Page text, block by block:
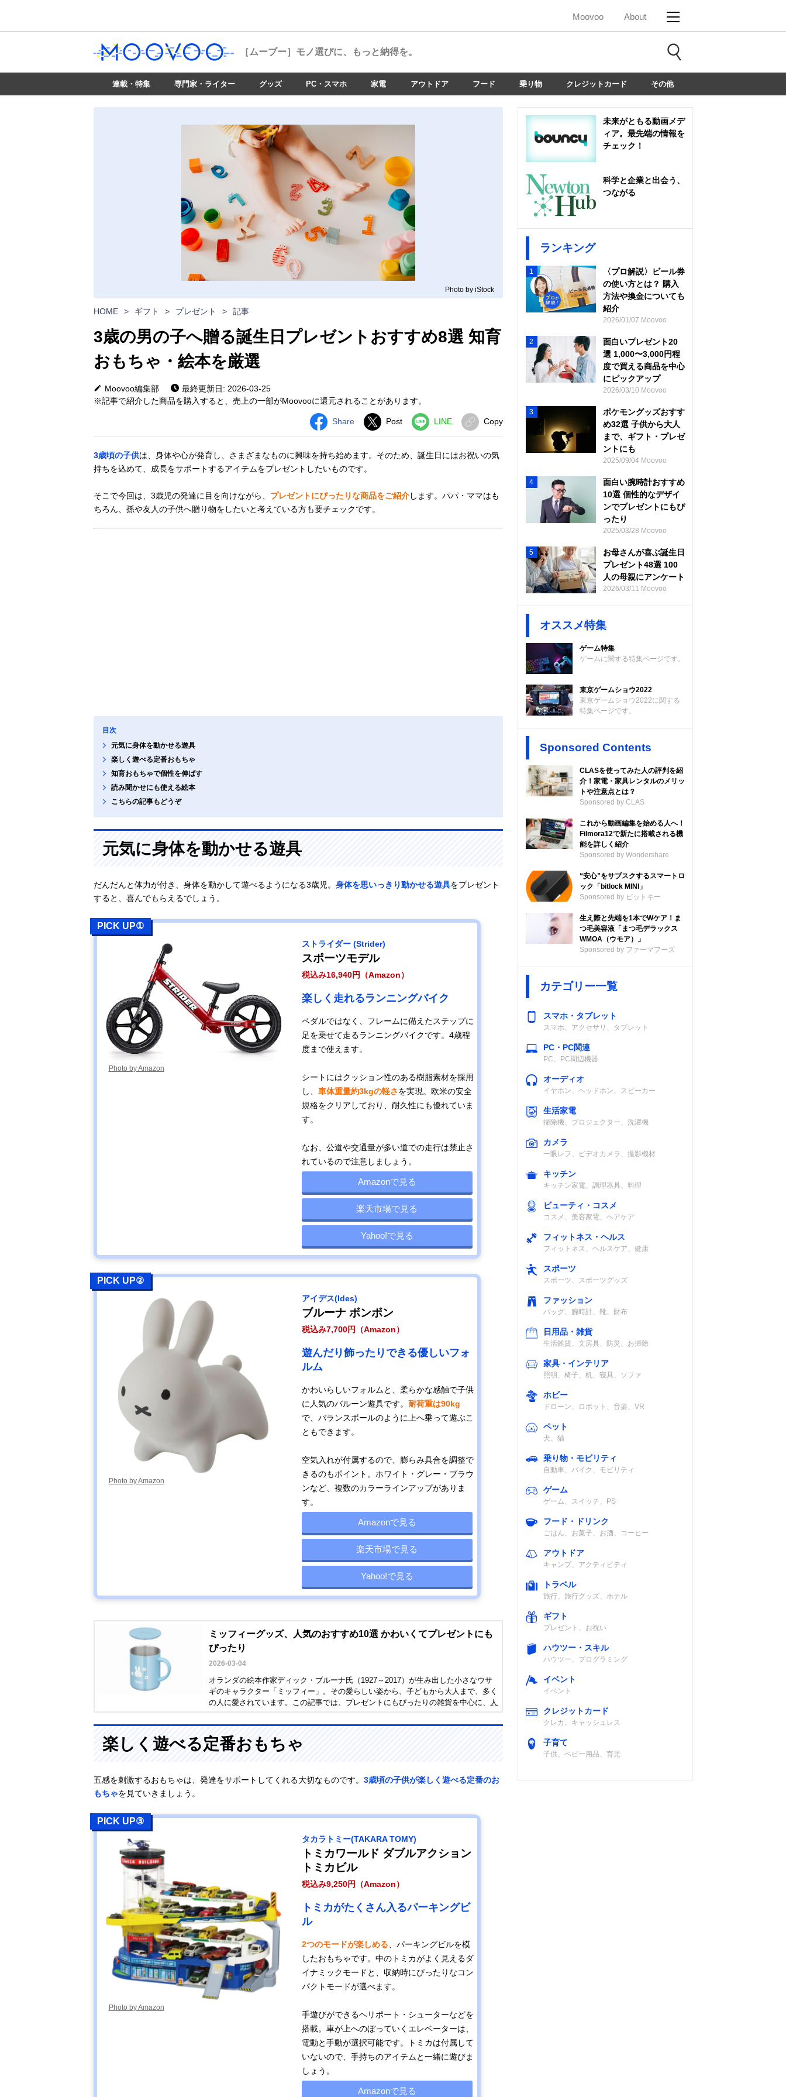
Moovoo About
［ムーブー］ モノ選びに、もっと納得を。
連載・特集 専門家・ライター グッズ PC・スマホ 家電 アウトドア フード 乗り物 クレジットカード その他
Photo by iStock
HOME > ギフト > プレゼント > 記事
3歳の男の子へ贈る誕生日プレゼントおすすめ8選 知育
おもちゃ・絵本を厳選
Moovoo編集部
最終更新日: 2026-03-25
※記事で紹介した商品を購入すると、売上の一部がMoovooに還元されることがあります。
Share Post LINE Copy
3歳頃の子供は、身体や心が発育し、さまざまなものに興味を持ち始めます。そのため、誕生日にはお祝いの気
持ちを込めて、成長をサポートするアイテムをプレゼントしたいものです。
そこで今回は、3歳児の発達に目を向けながら、 プレゼントにぴったりな商品をご紹介します。パパ・ママはも
ちろん、孫や友人の子供へ贈り物をしたいと考えている方も要チェックです。
目次
元気に身体を動かせる遊具
楽しく遊べる定番おもちゃ
知育おもちゃで個性を伸ばす
読み聞かせにも使える絵本
こちらの記事もどうぞ
元気に身体を動かせる遊具
だんだんと体力が付き、身体を動かして遊べるようになる3歳児。 身体を思いっきり動かせる遊具をプレゼント
すると、喜んでもらえるでしょう。
PICK UP①
Photo by Amazon
ストライダー (Strider)
スポーツモデル
税込み16,940円（Amazon）
楽しく走れるランニングバイク
ペダルではなく、フレームに備えたステップに
足を乗せて走るランニングバイクです。4歳程
度まで使えます。
シートにはクッション性のある樹脂素材を採用
し、 車体重量約3kgの軽さを実現。欧米の安全
規格をクリアしており、耐久性にも優れていま
す。
なお、公道や交通量が多い道での走行は禁止さ
れているので注意しましょう。
Amazonで見る
楽天市場で見る
Yahoo!で見る
PICK UP②
Photo by Amazon
アイデス(Ides)
ブルーナ ボンボン
税込み7,700円（Amazon）
遊んだり飾ったりできる優しいフォ
ルム
かわいらしいフォルムと、柔らかな感触で子供
に人気のバルーン遊具です。 耐荷重は90kg
で、バランスボールのように上へ乗って遊ぶこ
ともできます。
空気入れが付属するので、膨らみ具合を調整で
きるのもポイント。ホワイト・グレー・ブラウ
ンなど、複数のカラーラインアップがありま
す。
Amazonで見る
楽天市場で見る
Yahoo!で見る
ミッフィーグッズ、人気のおすすめ10選 かわいくてプレゼントにも
ぴったり
2026-03-04
オランダの絵本作家ディック・ブルーナ氏（1927～2017）が生み出した小さなウサ
ギのキャラクター「ミッフィー」。その愛らしい姿から、子どもから大人まで、多く
の人に愛されています。この記事では、プレゼントにもぴったりの雑貨を中心に、人
楽しく遊べる定番おもちゃ
五感を刺激するおもちゃは、発達をサポートしてくれる大切なものです。 3歳頃の子供が楽しく遊べる定番のお
もちゃを見ていきましょう。
PICK UP③
Photo by Amazon
タカラトミー(TAKARA TOMY)
トミカワールド ダブルアクション
トミカビル
税込み9,250円（Amazon）
トミカがたくさん入るパーキングビ
ル
2つのモードが楽しめる、パーキングビルを模
したおもちゃです。中のトミカがよく見えるダ
イナミックモードと、収納時にぴったりなコン
パクトモードが選べます。
手遊びができるヘリポート・シューターなどを
搭載。車が上へのぼっていくエレベーターは、
電動と手動が選択可能です。トミカは付属して
いないので、手持ちのアイテムと一緒に遊びま
しょう。
Amazonで見る
未来がともる動画メデ
ィア。最先端の情報を
チェック！
科学と企業と出会う、
つながる
ランキング
1
〈プロ解説〉ビール券
の使い方とは？ 購入
方法や換金についても
紹介
2026/01/07 Moovoo
2
面白いプレゼント20
選 1,000〜3,000円程
度で買える商品を中心
にピックアップ
2026/03/10 Moovoo
3
ポケモングッズおすす
め32選 子供から大人
まで、ギフト・プレゼ
ントにも
2025/09/04 Moovoo
4
面白い腕時計おすすめ
10選 個性的なデザイ
ンでプレゼントにもぴ
ったり
2025/03/28 Moovoo
5
お母さんが喜ぶ誕生日
プレゼント48選 100
人の母親にアンケート
2026/03/11 Moovoo
オススメ特集
ゲーム特集
ゲームに関する特集ページです。
東京ゲームショウ2022
東京ゲームショウ2022に関する
特集ページです。
Sponsored Contents
CLASを使ってみた人の評判を紹
介！家電・家具レンタルのメリッ
トや注意点とは？
Sponsored by CLAS
これから動画編集を始める人へ！
Filmora12で新たに搭載される機
能を詳しく紹介
Sponsored by Wondershare
“安心”をサブスクするスマートロ
ック「bitlock MINI」
Sponsored by ビットキー
生え際と先端を1本でWケア！ま
つ毛美容液「まつ毛デラックス
WMOA（ウモア）」
Sponsored by ファーマフーズ
カテゴリー一覧
スマホ・タブレット
スマホ、アクセサリ、タブレット
PC・PC関連
PC、PC周辺機器
オーディオ
イヤホン、ヘッドホン、スピーカー
生活家電
掃除機、プロジェクター、洗濯機
カメラ
一眼レフ、ビデオカメラ、撮影機材
キッチン
キッチン家電、調理器具、料理
ビューティ・コスメ
コスメ、美容家電、ヘアケア
フィットネス・ヘルス
フィットネス、ヘルスケア、健康
スポーツ
スポーツ、スポーツグッズ
ファッション
バッグ、腕時計、靴、財布
日用品・雑貨
生活雑貨、文房具、防災、お掃除
家具・インテリア
照明、椅子、机、寝具、ソファ
ホビー
ドローン、ロボット、音楽、VR
ペット
犬、猫
乗り物・モビリティ
自動車、バイク、モビリティ
ゲーム
ゲーム、スイッチ、PS
フード・ドリンク
ごはん、お菓子、お酒、コーヒー
アウトドア
キャンプ、アクティビティ
トラベル
旅行、旅行グッズ、ホテル
ギフト
プレゼント、お祝い
ハウツー・スキル
ハウツー、プログラミング
イベント
イベント
クレジットカード
クレカ、キャッシュレス
子育て
子供、ベビー用品、育児